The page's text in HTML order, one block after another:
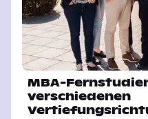
MBA-
verschiedenen